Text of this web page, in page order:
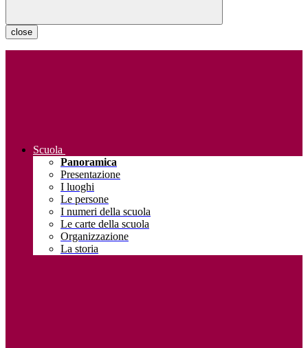
close
Scuola
Panoramica
Presentazione
I luoghi
Le persone
I numeri della scuola
Le carte della scuola
Organizzazione
La storia